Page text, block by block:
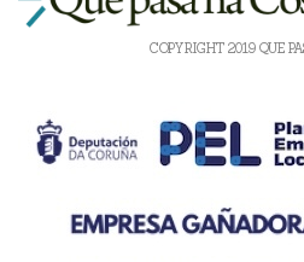
COPYRIGHT 2019 QUE